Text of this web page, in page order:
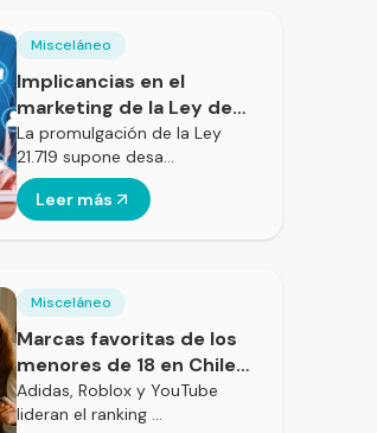
Misceláneo
Implicancias en el
marketing de la Ley de
Protección de Datos
La promulgación de la Ley
21.719 supone desa…
Leer más
Misceláneo
Marcas favoritas de los
menores de 18 en Chile
según el estudio
KidsCorp 2025
Adidas, Roblox y YouTube
lideran el ranking …